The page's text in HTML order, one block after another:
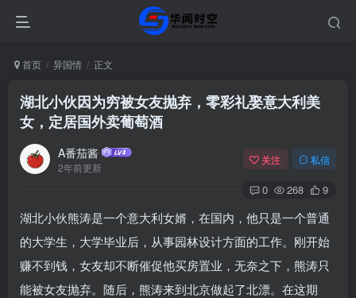
首页 异国情 正文
湖北小伙因为穷被女友抛弃，零彩礼娶意大利美
女，定居国外卖葡萄酒
A番茄酱
2年前更新
关注 私信
0 268 9
湖北小伙熊涛是一个意大利女婿，在国内，他只是一个普通
的大学生，大学毕业后，从事园林设计方面的工作。刚开始
赚不到钱，女友却不断催促他买房置业，无奈之下，熊涛只
能被女友抛弃。随后，熊涛来到北京做起了北漂。在这期